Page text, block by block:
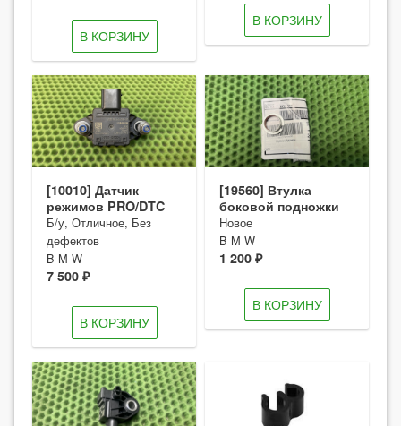
В КОРЗИНУ
В КОРЗИНУ
[10010] Датчик
режимов PRO/DTC
Б/у, Отличное, Без
дефектов
B M W
7 500 ₽
В КОРЗИНУ
[19560] Втулка
боковой подножки
Новое
B M W
1 200 ₽
В КОРЗИНУ